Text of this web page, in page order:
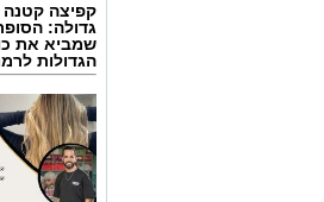
קפיצה קטנה
גדולה:
שמביא את
הגדולות